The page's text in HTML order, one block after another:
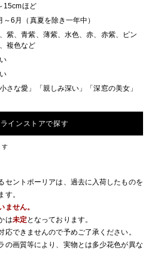
15cmほど
～6月（真夏を除き一年中）
紫、青紫、薄紫、水色、赤、赤紫、ピン
複色など
小さな愛」「親しみ深い」「深窓の美女」
インストアで探す
す
ントポーリアは、過去に入荷したものを
す。
ません。
は未定となっております。
できませんので予めご了承ください。
画質等により、実物とは多少花色が異な